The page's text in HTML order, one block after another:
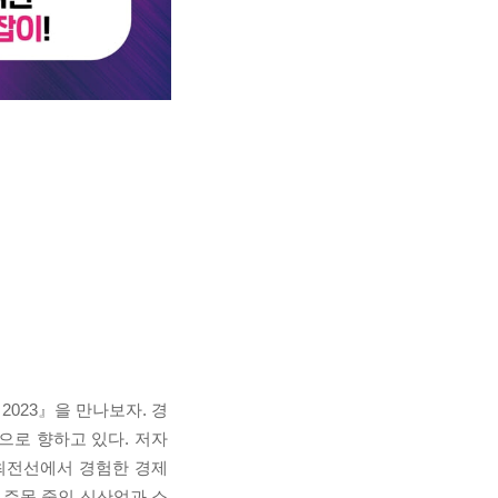
』을 만나보자. 경
로 향하고 있다. 저자
선에서 경험한 경제